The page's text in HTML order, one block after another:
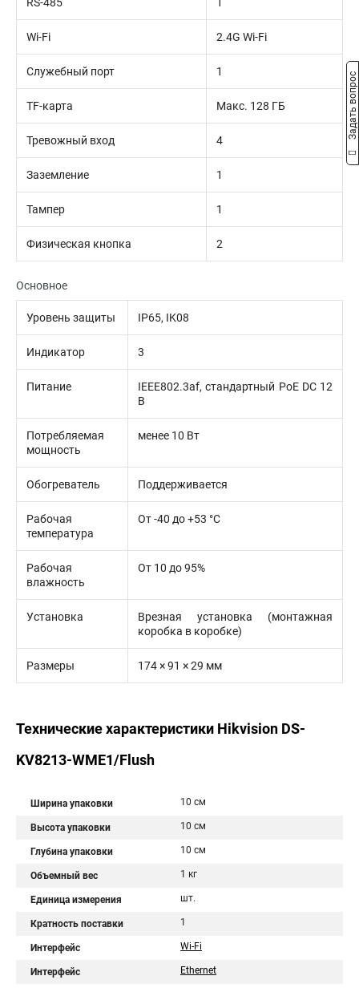
Wi-Fi 2.4G Wi-Fi
Служебный порт 1
TF-карта Макс. 128 ГБ
Тревожный вход 4
Заземление 1
Тампер 1
Физическая кнопка 2
Основное
Уровень защиты IP65, IK08
Индикатор 3
Питание
IEEE802.3af, стандартный PoE DС 12
В
Потребляемая
мощность
менее 10 Вт
Обогреватель Поддерживается
Рабочая
температура
От -40 до +53 °C
Рабочая
влажность
От 10 до 95%
Установка
Врезная установка (монтажная
коробка в коробке)
Размеры 174 × 91 × 29 мм
Технические характеристики Hikvision DS-
KV8213-WME1/Flush
Ширина упаковки 10 см
Высота упаковки 10 см
Глубина упаковки 10 см
Объемный вес 1 кг
Единица измерения шт.
Кратность поставки 1
Интерфейс Wi-Fi
Интерфейс Ethernet
Задать вопрос